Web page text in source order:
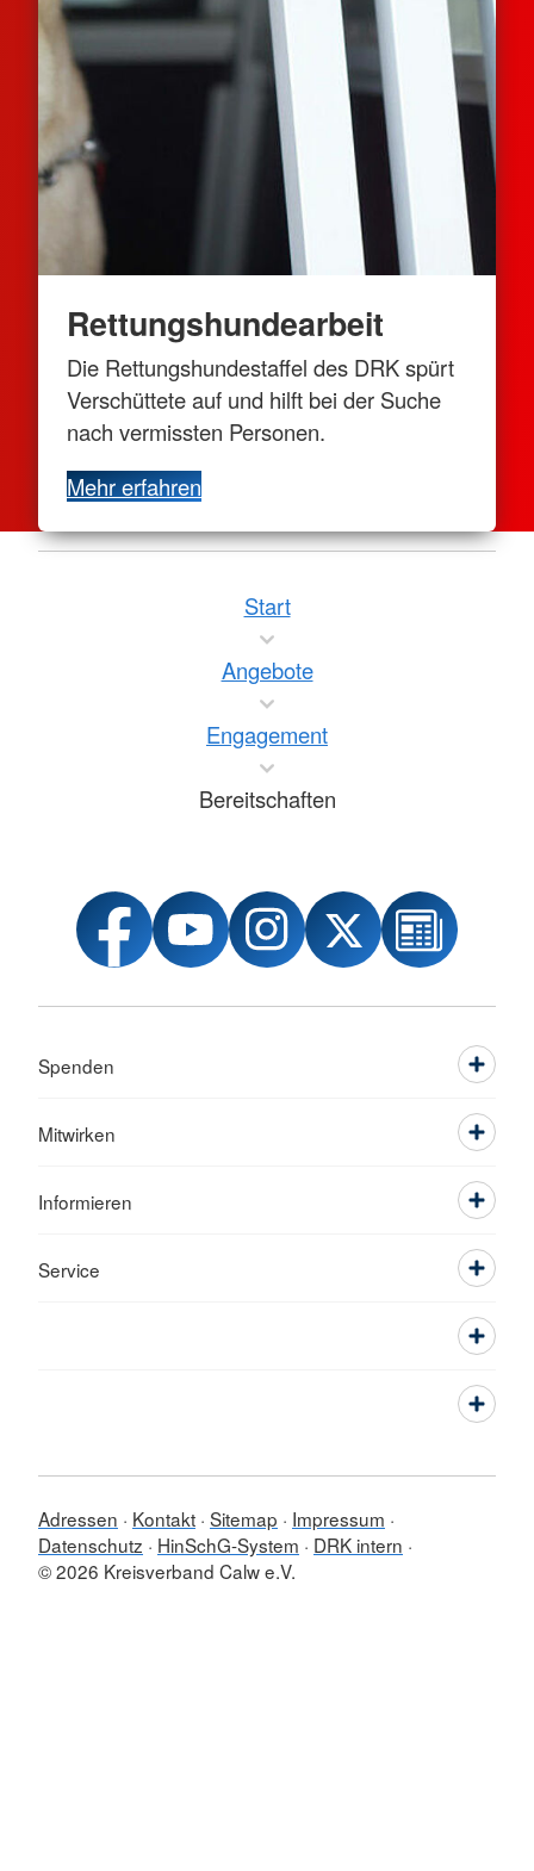
Rettungshundearbeit
Die Rettungshundestaffel des DRK spürt
Verschüttete auf und hilft bei der Suche
nach vermissten Personen.
Mehr erfahren
Start
Angebote
Engagement
Bereitschaften
Spenden
Mitwirken
Informieren
Service
Adressen Kontakt Sitemap
Impressum
Datenschutz
HinSchG-System
DRK intern
© 2026 Kreisverband Calw e.V.